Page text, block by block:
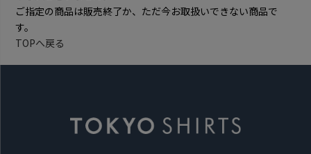
ご指定の商品は販売終了か、ただ今お取扱いできない商品で
す。
TOPへ戻る